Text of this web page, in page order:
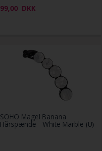
99,00 DKK
SOHO Magel Banana
Hårspænde - White Marble (U)